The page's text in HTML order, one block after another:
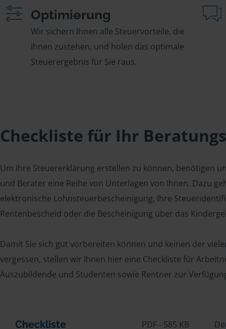
Optimierung
Wir sichern Ihnen alle Steuervorteile, die
Ihnen zustehen, und holen das optimale
Steuerergebnis für Sie raus.
Checkliste für Ihr
Um Ihre Steuererklärung erstellen zu können, benötigen
und Berater eine Reihe von Unterlagen von Ihnen. Dazu
elektronische Lohnsteuerbescheinigung, Ihre
Rentenbescheid oder die Bescheinigung über das
Damit Sie sich gut vorbereiten können und keinen der
vergessen, stellen wir Ihnen hier eine Checkliste für
Auszubildende und Studenten sowie Rentner zur
Checkliste PDF - 585 KB